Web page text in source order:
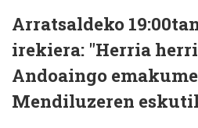
Arratsaldeko
irekiera: "Herria
Andoaingo
Mendiluzeren